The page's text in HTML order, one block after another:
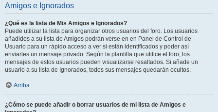
Amigos e Ignorados
¿Qué es la lista de Mis Amigos e Ignorados?
Puede utilizar la lista para organizar otros usuarios del foro. Los usuarios
añadidos a su lista de Amigos podrán verse en en Panel de Control de
Usuario para un rápido acceso a ver si están identificados y poder así
enviarles un mensaje privado. Según la plantilla que utilice el foro, los
mensajes de estos usuarios pueden visualizarse resaltados. Si añade un
usuario a su lista de Ignorados, todos sus mensajes quedarán ocultos.
Arriba
¿Cómo se puede añadir o borrar usuarios de mi lista de Amigos e